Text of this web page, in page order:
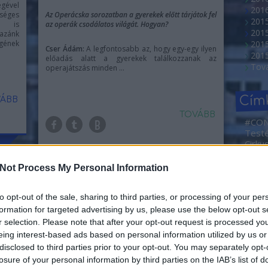
Process My Personal Information
opt-out of the sale, sharing to third parties, or processing of your
for targeted advertising by us, please use the below opt-out
selection. Please note that after your opt-out request is processed
interest-based ads based on personal information utilized by us
to third parties prior to your opt-out. You may separately
of your personal information by third parties on the IAB’s list of
is
Az Operácska sorozatban a gyerekek előtt tárjátok fel
az operák csodálatos világát. Hogyan?
Cser Ádám:A legfontosabb az, hogy egy-egy ilyen
előadás alatt a gyerekek találkozzanak az
operajátszás minden ...
TOVÁBB
Dóra
Ada